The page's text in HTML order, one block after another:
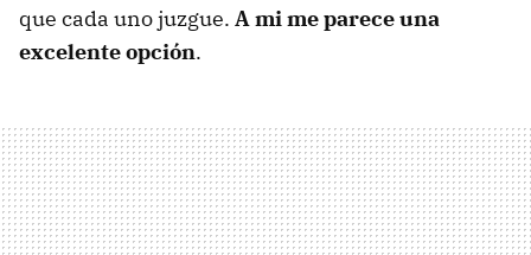
que cada uno juzgue. A mi me parece una
excelente opción.